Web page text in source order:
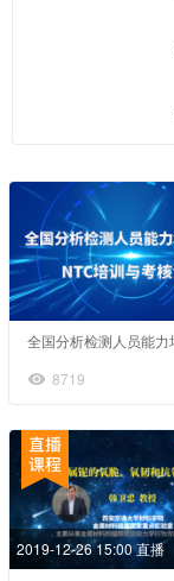
8719
2019-12-26 15:00 直播